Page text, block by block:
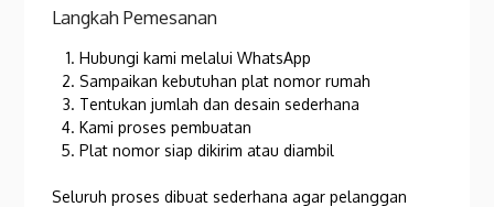
Langkah Pemesanan
Hubungi kami melalui WhatsApp
Sampaikan kebutuhan plat nomor rumah
Tentukan jumlah dan desain sederhana
Kami proses pembuatan
Plat nomor siap dikirim atau diambil
Seluruh proses dibuat sederhana agar pelanggan